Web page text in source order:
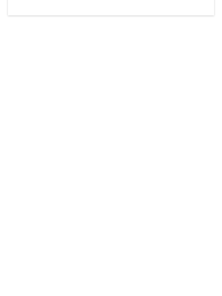
Der Weinbau dominert heute nicht mehr, ist aber integrativer